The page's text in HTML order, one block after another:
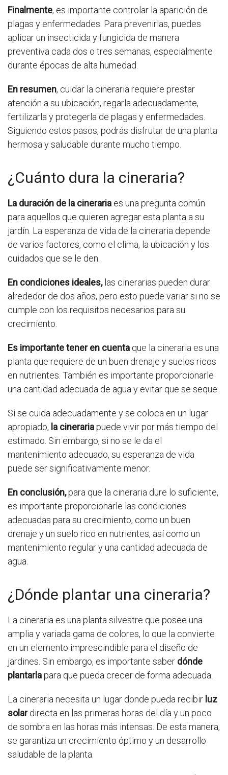
Finalmente, es importante controlar la aparición de
plagas y enfermedades. Para prevenirlas, puedes
aplicar un insecticida y fungicida de manera
preventiva cada dos o tres semanas, especialmente
durante épocas de alta humedad.
En resumen, cuidar la cineraria requiere prestar
atención a su ubicación, regarla adecuadamente,
fertilizarla y protegerla de plagas y enfermedades.
Siguiendo estos pasos, podrás disfrutar de una planta
hermosa y saludable durante mucho tiempo.
¿Cuánto dura la cineraria?
La duración de la cineraria es una pregunta común
para aquellos que quieren agregar esta planta a su
jardín. La esperanza de vida de la cineraria depende
de varios factores, como el clima, la ubicación y los
cuidados que se le den.
En condiciones ideales,las cinerarias pueden durar
alrededor de dos años, pero esto puede variar si no se
cumple con los requisitos necesarios para su
crecimiento.
Es importante tener en cuenta que la cineraria es una
planta que requiere de un buen drenaje y suelos ricos
en nutrientes. También es importante proporcionarle
una cantidad adecuada de agua y evitar que se seque.
Si se cuida adecuadamente y se coloca en un lugar
apropiado, la cinerariapuede vivir por más tiempo del
estimado. Sin embargo, si no se le da el
mantenimiento adecuado, su esperanza de vida
puede ser significativamente menor.
En conclusión,para que la cineraria dure lo suficiente,
es importante proporcionarle las condiciones
adecuadas para su crecimiento, como un buen
drenaje y un suelo rico en nutrientes, así como un
mantenimiento regular y una cantidad adecuada de
agua.
¿Dónde plantar una cineraria?
La cineraria es una planta silvestre que posee una
amplia y variada gama de colores, lo que la convierte
en un elemento imprescindible para el diseño de
jardines. Sin embargo, es importante saber dónde
plantarlapara que pueda crecer de forma adecuada.
La cineraria necesita un lugar donde pueda recibir luz
solardirecta en las primeras horas del día y un poco
de sombra en las horas más intensas. De esta manera,
se garantiza un crecimiento óptimo y un desarrollo
saludable de la planta.